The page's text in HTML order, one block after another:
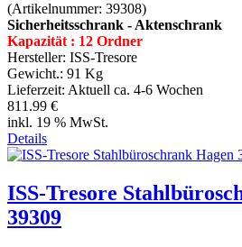
(Artikelnummer: 39308)
Sicherheitsschrank - Aktenschrank
Kapazität : 12 Ordner
Hersteller: ISS-Tresore
Gewicht.: 91 Kg
Lieferzeit: Aktuell ca. 4-6 Wochen
811.99 €
inkl. 19 % MwSt.
Details
ISS-Tresore
39309